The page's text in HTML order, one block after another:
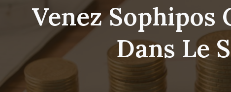
Venez
Dans Le